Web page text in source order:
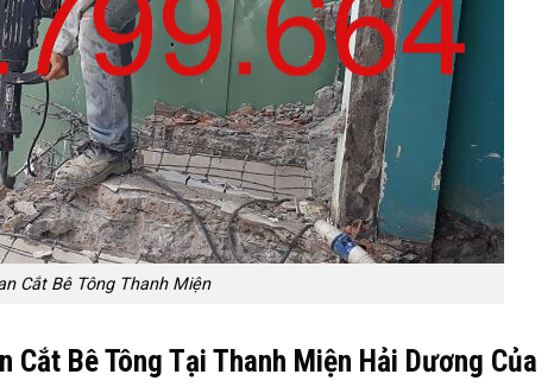
Cắt Bê Tông Thanh Miện
Bê Tông Tại Thanh Miện Hải Dương Của